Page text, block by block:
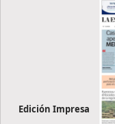
Edición Impresa